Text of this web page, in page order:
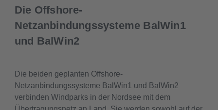
Die Offshore-
Netzanbindungssysteme BalWin1
und BalWin2
Die beiden geplanten Offshore-
Netzanbindungssysteme BalWin1 und BalWin2
verbinden Windparks in der Nordsee mit dem